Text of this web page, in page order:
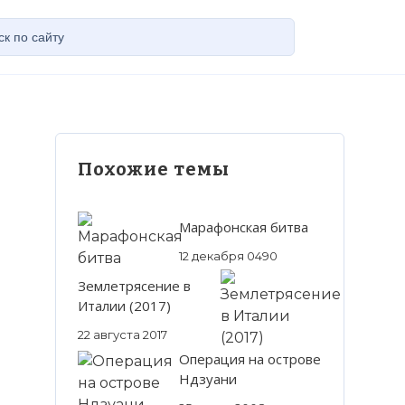
Похожие темы
Марафонская битва
12 декабря 0490
Землетрясение в
Италии (2017)
22 августа 2017
Операция на острове
Ндзуани